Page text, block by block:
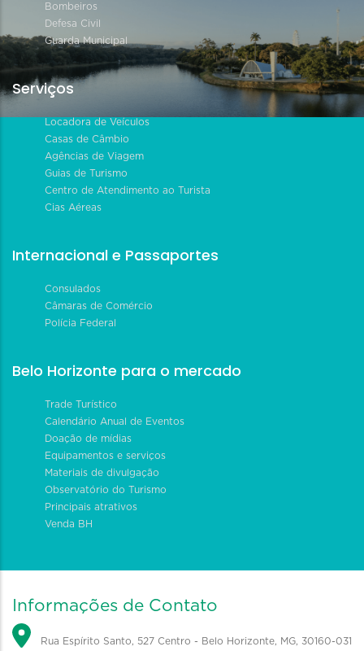
Bombeiros
Defesa Civil
Guarda Municipal
Serviços
Locadora de Veículos
Casas de Câmbio
Agências de Viagem
Guias de Turismo
Centro de Atendimento ao Turista
Cias Aéreas
Internacional e Passaportes
Consulados
Câmaras de Comércio
Polícia Federal
Belo Horizonte para o mercado
Trade Turístico
Calendário Anual de Eventos
Doação de mídias
Equipamentos e serviços
Materiais de divulgação
Observatório do Turismo
Principais atrativos
Venda BH
Informações de Contato
Rua Espírito Santo, 527 Centro - Belo Horizonte, MG, 30160-031